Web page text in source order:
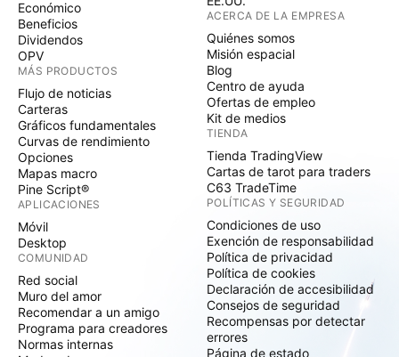
Económico
Beneficios
Dividendos
OPV
MÁS PRODUCTOS
Flujo de noticias
Carteras
Gráficos fundamentales
Curvas de rendimiento
Opciones
Mapas macro
Pine Script®
APLICACIONES
Móvil
Desktop
COMUNIDAD
Red social
Muro del amor
Recomendar a un amigo
Programa para creadores
Normas internas
ACERCA DE LA EMPRESA
Quiénes somos
Misión espacial
Blog
Centro de ayuda
Ofertas de empleo
Kit de medios
TIENDA
Tienda TradingView
Cartas de tarot para traders
C63 TradeTime
POLÍTICAS Y SEGURIDAD
Condiciones de uso
Exención de responsabilidad
Política de privacidad
Política de cookies
Declaración de accesibilidad
Consejos de seguridad
Recompensas por detectar
errores
Página de estado